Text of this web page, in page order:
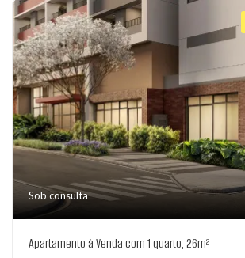
Sob consulta
Apartamento à Venda com 1 quarto, 26m²